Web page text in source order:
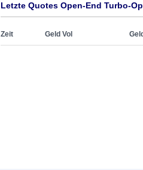
Letzte Quotes Open-End Turbo-
Zeit Geld Vol Geld